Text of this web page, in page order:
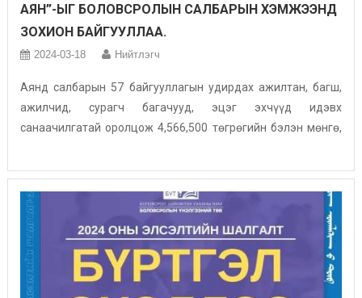
АЯН”-ЫГ БОЛОВСРОЛЫН САЛБАРЫН ХЭМЖЭЭНД
ЗОХИОН БАЙГУУЛЛАА.
2024-03-18 Нийтлэгч
Аянд салбарын 57 байгууллагын удирдах ажилтан, багш,
ажилчид, сурагч багачууд, эцэг эхчүүд идэвх
санаачилгатай оролцож 4,566,500 төгрөгийн бэлэн мөнгө,
хэрэглэгдэхүүн, гурил, будаа, гоймон, сүү зэрэг хүнсний
хандивласныг аймгийн Засаг даргын Тамгын газар,
Аймгийн Онцгой Комисст хүлээлгэн өглөө. Мөн Булган
сумын 1-р […]